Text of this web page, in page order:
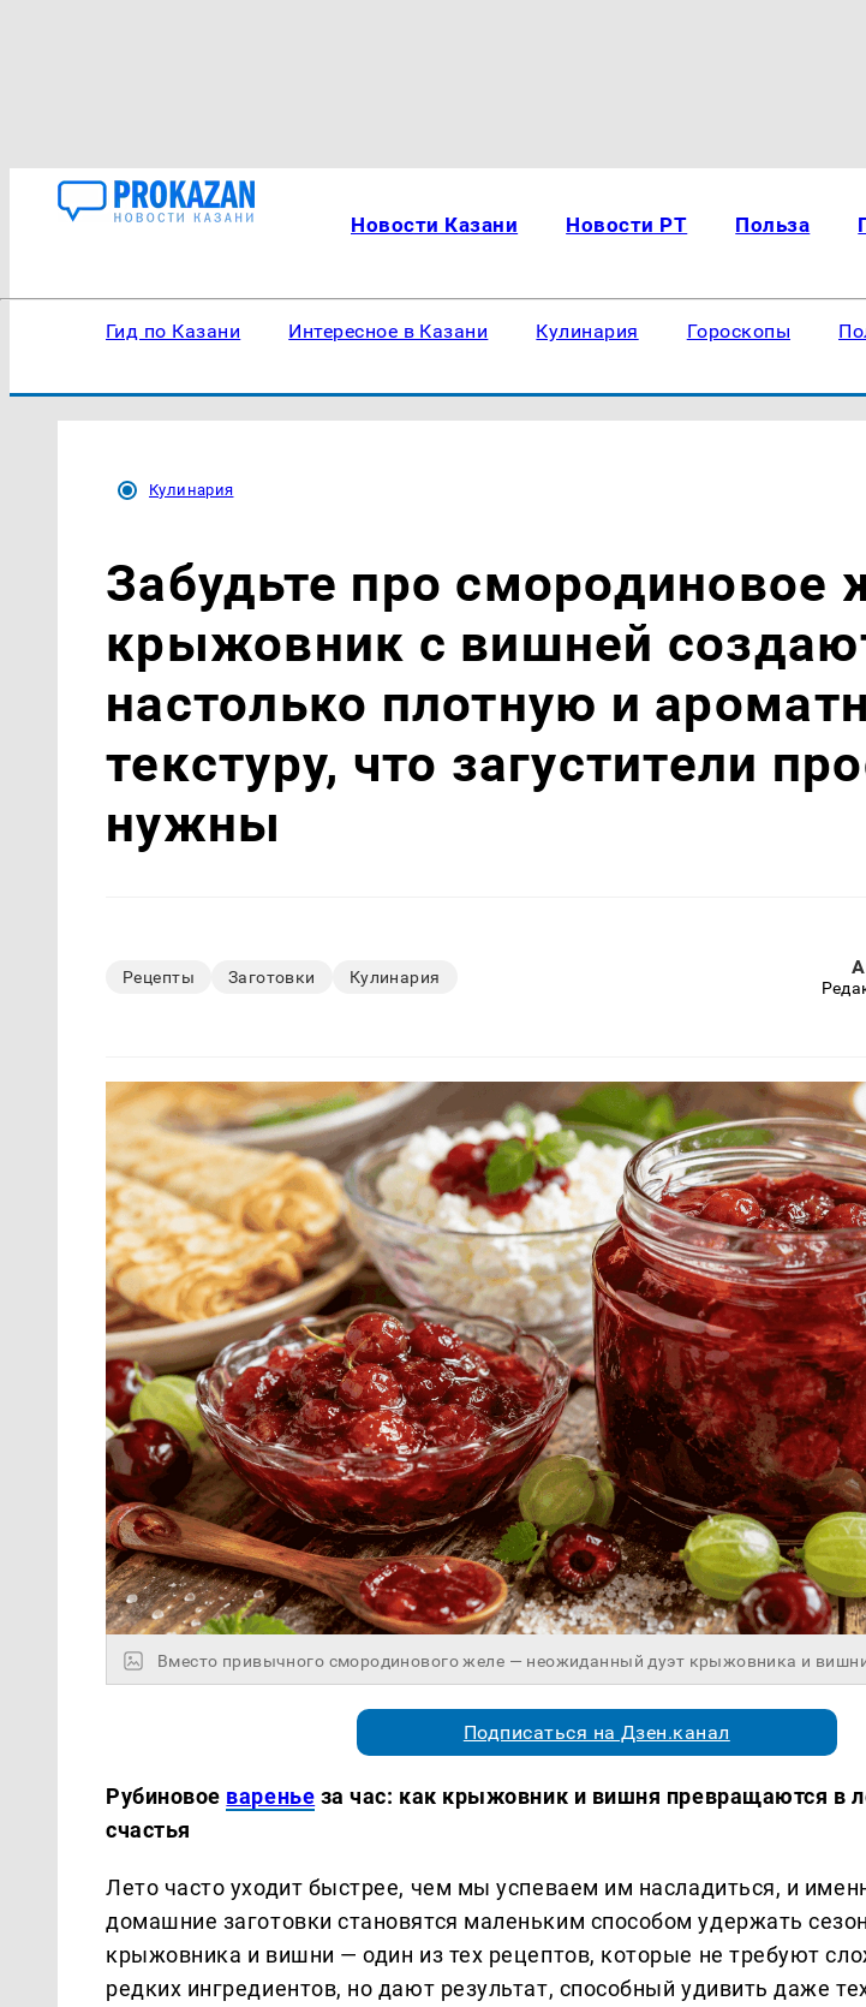
Новости Казани Новости РТ Польза
Гид по Казани Интересное в Казани Кулинария Гороскопы
Кулинария
Забудьте про смородиновое
крыжовник с вишней
настолько плотную и
текстуру, что загустители
нужны
Рецепты Заготовки Кулинария
Вместо привычного смородинового желе — неожиданный дуэт крыжовника и вишни
Подписаться на Дзен.канал
Рубиновое варенье за час: как крыжовник и вишня превращаются в
счастья
Лето часто уходит быстрее, чем мы успеваем им насладиться, и
домашние заготовки становятся маленьким способом удержать
крыжовника и вишни — один из тех рецептов, которые не требуют
редких ингредиентов, но дают результат, способный удивить даже